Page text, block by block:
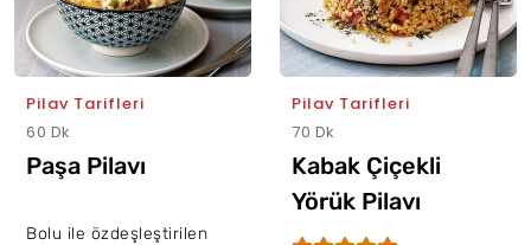
Pilav Tarifleri
60 Dk
Paşa Pilavı
Bolu ile özdeşleştirilen
Pilav Tarifleri
70 Dk
Kabak Çiçekli
Yörük Pilavı